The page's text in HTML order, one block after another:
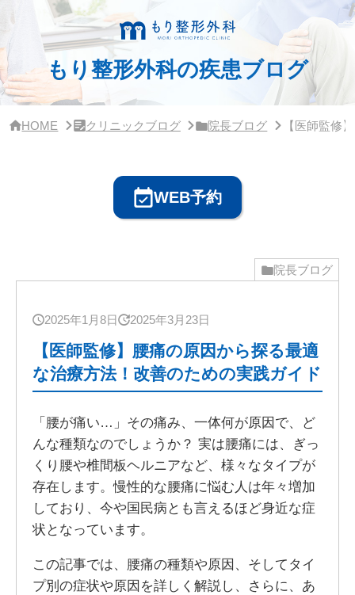
バ
ー・
ク
リ
ニ
もり整形外科の疾患ブログ
HOME クリニックブログ 院長ブログ 【医師監修
WEB予約
院長ブログ
2025年1月8日 2025年3月23日
【医師監修】腰痛の原因から探る最適
な治療方法！改善のための実践ガイド
「腰が痛い…」その痛み、一体何が原因で、ど
んな種類なのでしょうか？ 実は腰痛には、ぎっ
くり腰や椎間板ヘルニアなど、様々なタイプが
存在します。慢性的な腰痛に悩む人は年々増加
しており、今や国民病とも言えるほど身近な症
状となっています。
この記事では、腰痛の種類や原因、そしてタイ
プ別の症状や原因を詳しく解説し、さらに、あ